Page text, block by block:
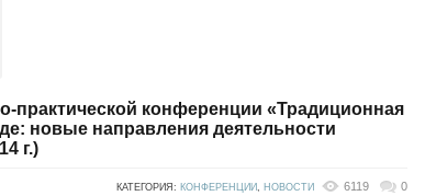
практической конференции «Традиционная
новые направления деятельности
г.)
КАТЕГОРИЯ: КОНФЕРЕНЦИИ, НОВОСТИ 6119 0